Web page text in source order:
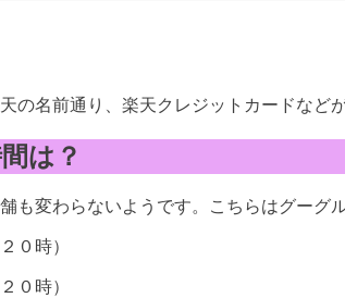
の名前通り、楽天クレジットカードなど
は？
変わらないようです。こちらはグーグ
０時）
０時）